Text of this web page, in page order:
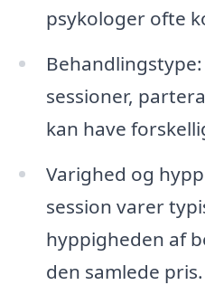
psykologer ofte
sessioner,
kan have
Varighed og
session varer
hyppigheden af
den samlede pris.